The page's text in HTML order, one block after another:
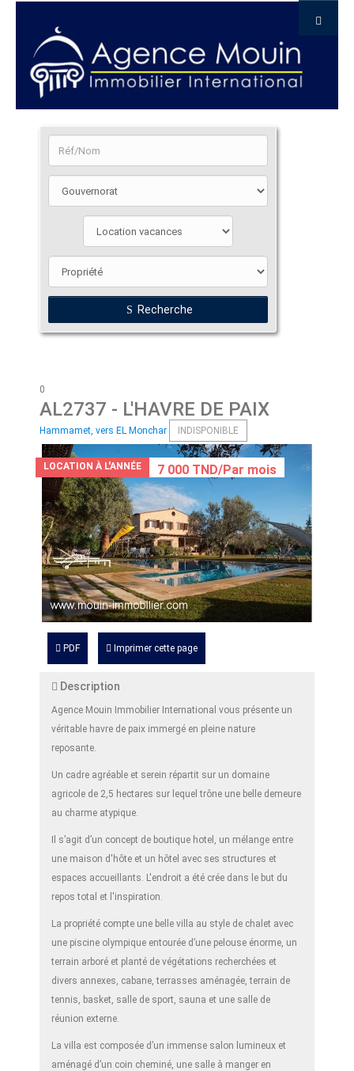
Recherche
0
AL2737 - L'HAVRE DE PAIX
Hammamet, vers EL Monchar INDISPONIBLE
LOCATION À L'ANNÉE 7 000 TND/Par mois
PDF Imprimer cette page
Description
Agence Mouin Immobilier International vous présente un
véritable havre de paix immergé en pleine nature
reposante.
Un cadre agréable et serein répartit sur un domaine
agricole de 2,5 hectares sur lequel trône une belle demeure
au charme atypique.
Il s’agit d’un concept de boutique hotel, un mélange entre
une maison d'hôte et un hôtel avec ses structures et
espaces accueillants. L'endroit a été crée dans le but du
repos total et l'inspiration.
La propriété compte une belle villa au style de chalet avec
une piscine olympique entourée d’une pelouse énorme, un
terrain arboré et planté de végétations recherchées et
divers annexes, cabane, terrasses aménagée, terrain de
tennis, basket, salle de sport, sauna et une salle de
réunion externe.
La villa est composée d’un immense salon lumineux et
aménagé d’un coin cheminé, une salle à manger en